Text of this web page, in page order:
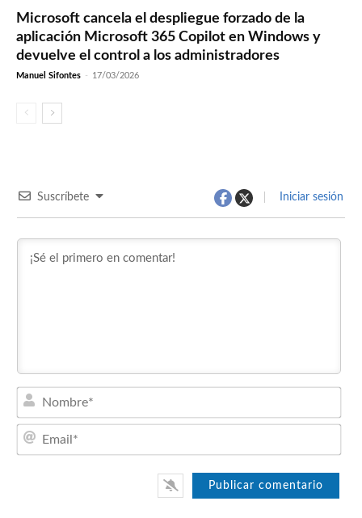
Microsoft cancela el despliegue forzado de la
aplicación Microsoft 365 Copilot en Windows y
devuelve el control a los administradores
Manuel Sifontes - 17/03/2026
Suscríbete Iniciar sesión